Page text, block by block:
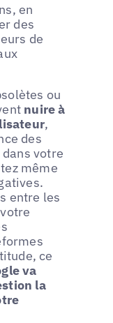
en
des
de
ou
nuire à
,
des
votre
même
entre les
ce
va
la